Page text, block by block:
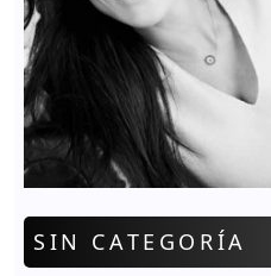
SIN CATEGORÍA